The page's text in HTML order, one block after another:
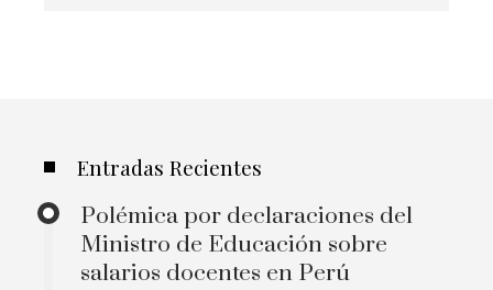
Entradas Recientes
Polémica por declaraciones del
Ministro de Educación sobre
salarios docentes en Perú